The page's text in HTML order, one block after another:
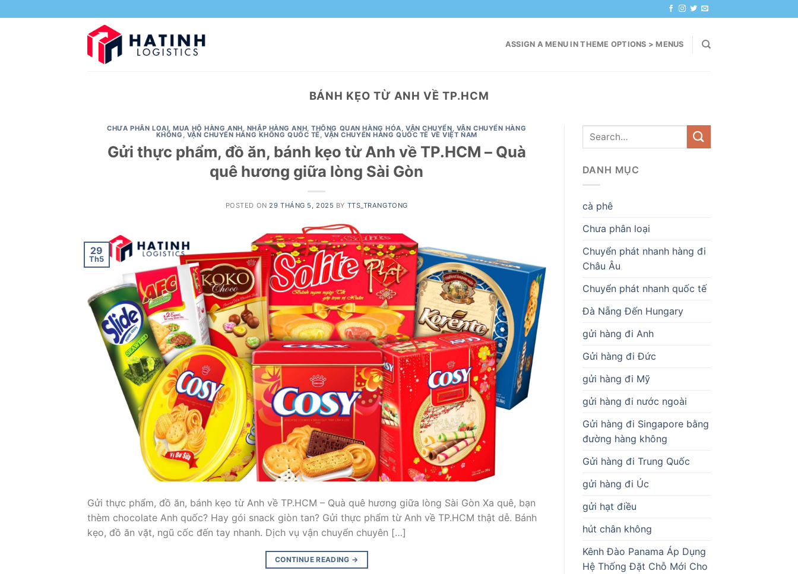
to
ASSIGN A MENU IN THEME OPTIONS > MENUS
BÁNH KẸO TỪ ANH VỀ TP.HCM
CHƯA PHÂN LOẠI,MUA HỘ HÀNG ANH, NHẬP HÀNG ANH,THÔNG QUAN HÀNG HÓA,VẬN CHUYỂN, VẬN CHUYỂN HÀNG
KHÔNG , VẬN CHUYỂN HÀNG KHÔNG QUỐC TẾ,VẬN CHUYỂN HÀNG QUỐC TẾ VỀ VIỆT NAM
Gửi thực phẩm, đồ ăn, bánh kẹo từ Anh về TP.HCM – Quà
quê hương giữa lòng Sài Gòn
POSTED ON 29 THÁNG 5, 2025 BY TTS_TRANGTONG
29
Th5
Gửi thực phẩm, đồ ăn, bánh kẹo từ Anh về TP.HCM – Quà quê hương giữa lòng Sài Gòn Xa quê, bạn
thèm chocolate Anh quốc? Hay gói snack giòn tan? Gửi thực phẩm từ Anh về TP.HCM thật dễ. Bánh
kẹo, đồ ăn vặt, ngũ cốc đến tay nhanh. Dịch vụ vận chuyển chuyên […]
CONTINUE READING →
DANH MỤC
cà phê
Chưa phân loại
Chuyển phát nhanh hàng đi
Châu Âu
Chuyển phát nhanh quốc tế
Đà Nẵng Đến Hungary
gửi hàng đi Anh
Gửi hàng đi Đức
gửi hàng đi Mỹ
gửi hàng đi nước ngoài
Gửi hàng đi Singapore bằng
đường hàng không
Gửi hàng đi Trung Quốc
gửi hàng đi Úc
gửi hạt điều
hút chân không
Kênh Đào Panama Áp Dụng
Hệ Thống Đặt Chỗ Mới Cho